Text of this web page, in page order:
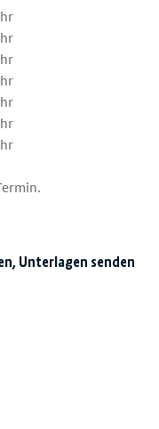
Unterlagen senden